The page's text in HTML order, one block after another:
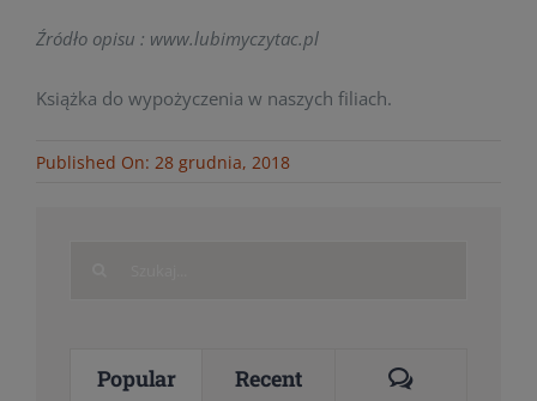
Źródło opisu : www.lubimyczytac.pl
Książka do wypożyczenia w naszych filiach.
Published On: 28 grudnia, 2018
Popular Recent Comments